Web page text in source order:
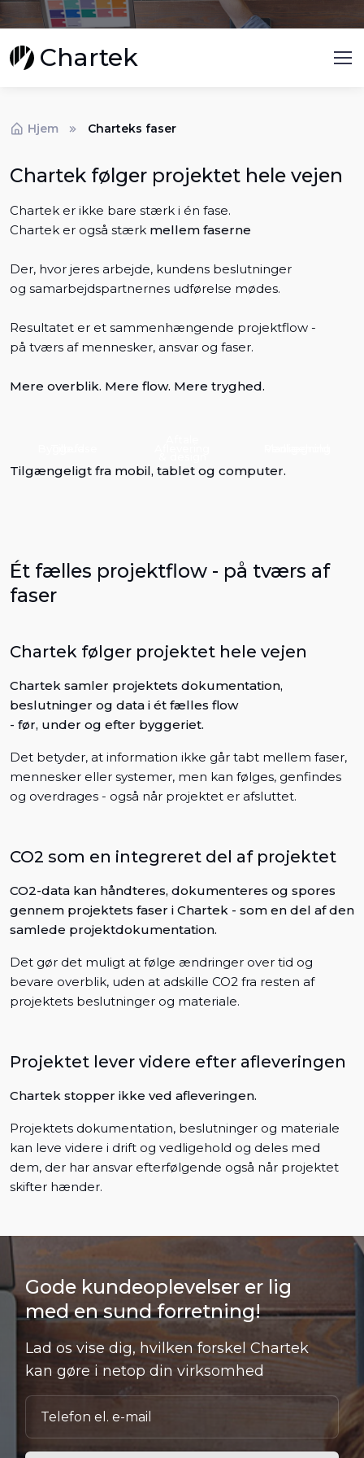
Chartek
Hjem Charteks faser
Chartek følger projektet hele vejen
Chartek er ikke bare stærk i én fase.
Chartek er også stærk mellem faserne
Der, hvor jeres arbejde, kundens beslutninger
og samarbejdspartnernes udførelse mødes.
Resultatet er et sammenhængende projektflow -
på tværs af mennesker, ansvar og faser.
Mere overblik. Mere flow. Mere tryghed.
Tilgængeligt fra mobil, tablet og computer.
Ét fælles projektflow - på tværs af
faser
Chartek følger projektet hele vejen
Chartek samler projektets dokumentation,
beslutninger og data i ét fælles flow
- før, under og efter byggeriet.
Det betyder, at information ikke går tabt mellem faser,
mennesker eller systemer, men kan følges, genfindes
og overdrages - også når projektet er afsluttet.
CO2 som en integreret del af projektet
CO2-data kan håndteres, dokumenteres og spores
gennem projektets faser i Chartek - som en del af den
samlede projektdokumentation.
Det gør det muligt at følge ændringer over tid og
bevare overblik, uden at adskille CO2 fra resten af
projektets beslutninger og materiale.
Projektet lever videre efter afleveringen
Chartek stopper ikke ved afleveringen.
Projektets dokumentation, beslutninger og materiale
kan leve videre i drift og vedligehold og deles med
dem, der har ansvar efterfølgende også når projektet
skifter hænder.
Gode kundeoplevelser er lig
med en sund forretning!
Lad os vise dig, hvilken forskel Chartek
kan gøre i netop din virksomhed